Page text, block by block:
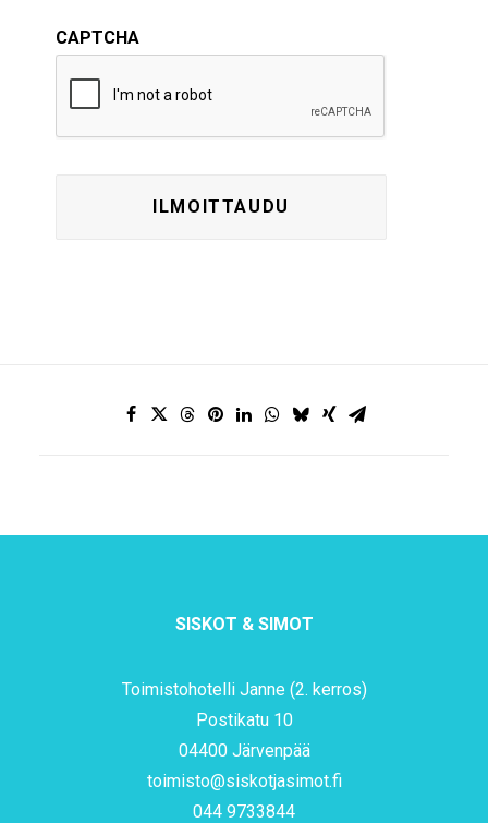
CAPTCHA
SISKOT & SIMOT
Toimistohotelli Janne (2. kerros)
Postikatu 10
04400 Järvenpää
toimisto@siskotjasimot.fi
044 9733844